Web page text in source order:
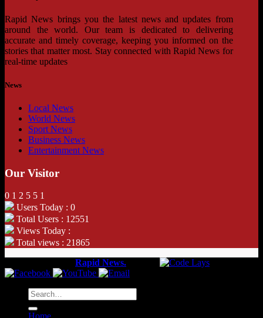
Rapid News brings you the latest news and updates from
around the world. Our team is dedicated to delivering
accurate and timely coverage, keeping you informed on the
stories that matter most. Stay connected with Rapid News for
real-time updates
News
Local News
World News
Sport News
Business News
Entertainment News
Our Visitor
0 1 2 5 5 1
Users Today : 0
Total Users : 12551
Views Today :
Total views : 21865
Rapid News.